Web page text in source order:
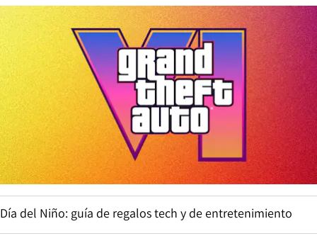
Día del Niño: guía de regalos tech y de entretenimiento